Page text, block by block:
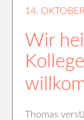
14.
Wir
Thomas